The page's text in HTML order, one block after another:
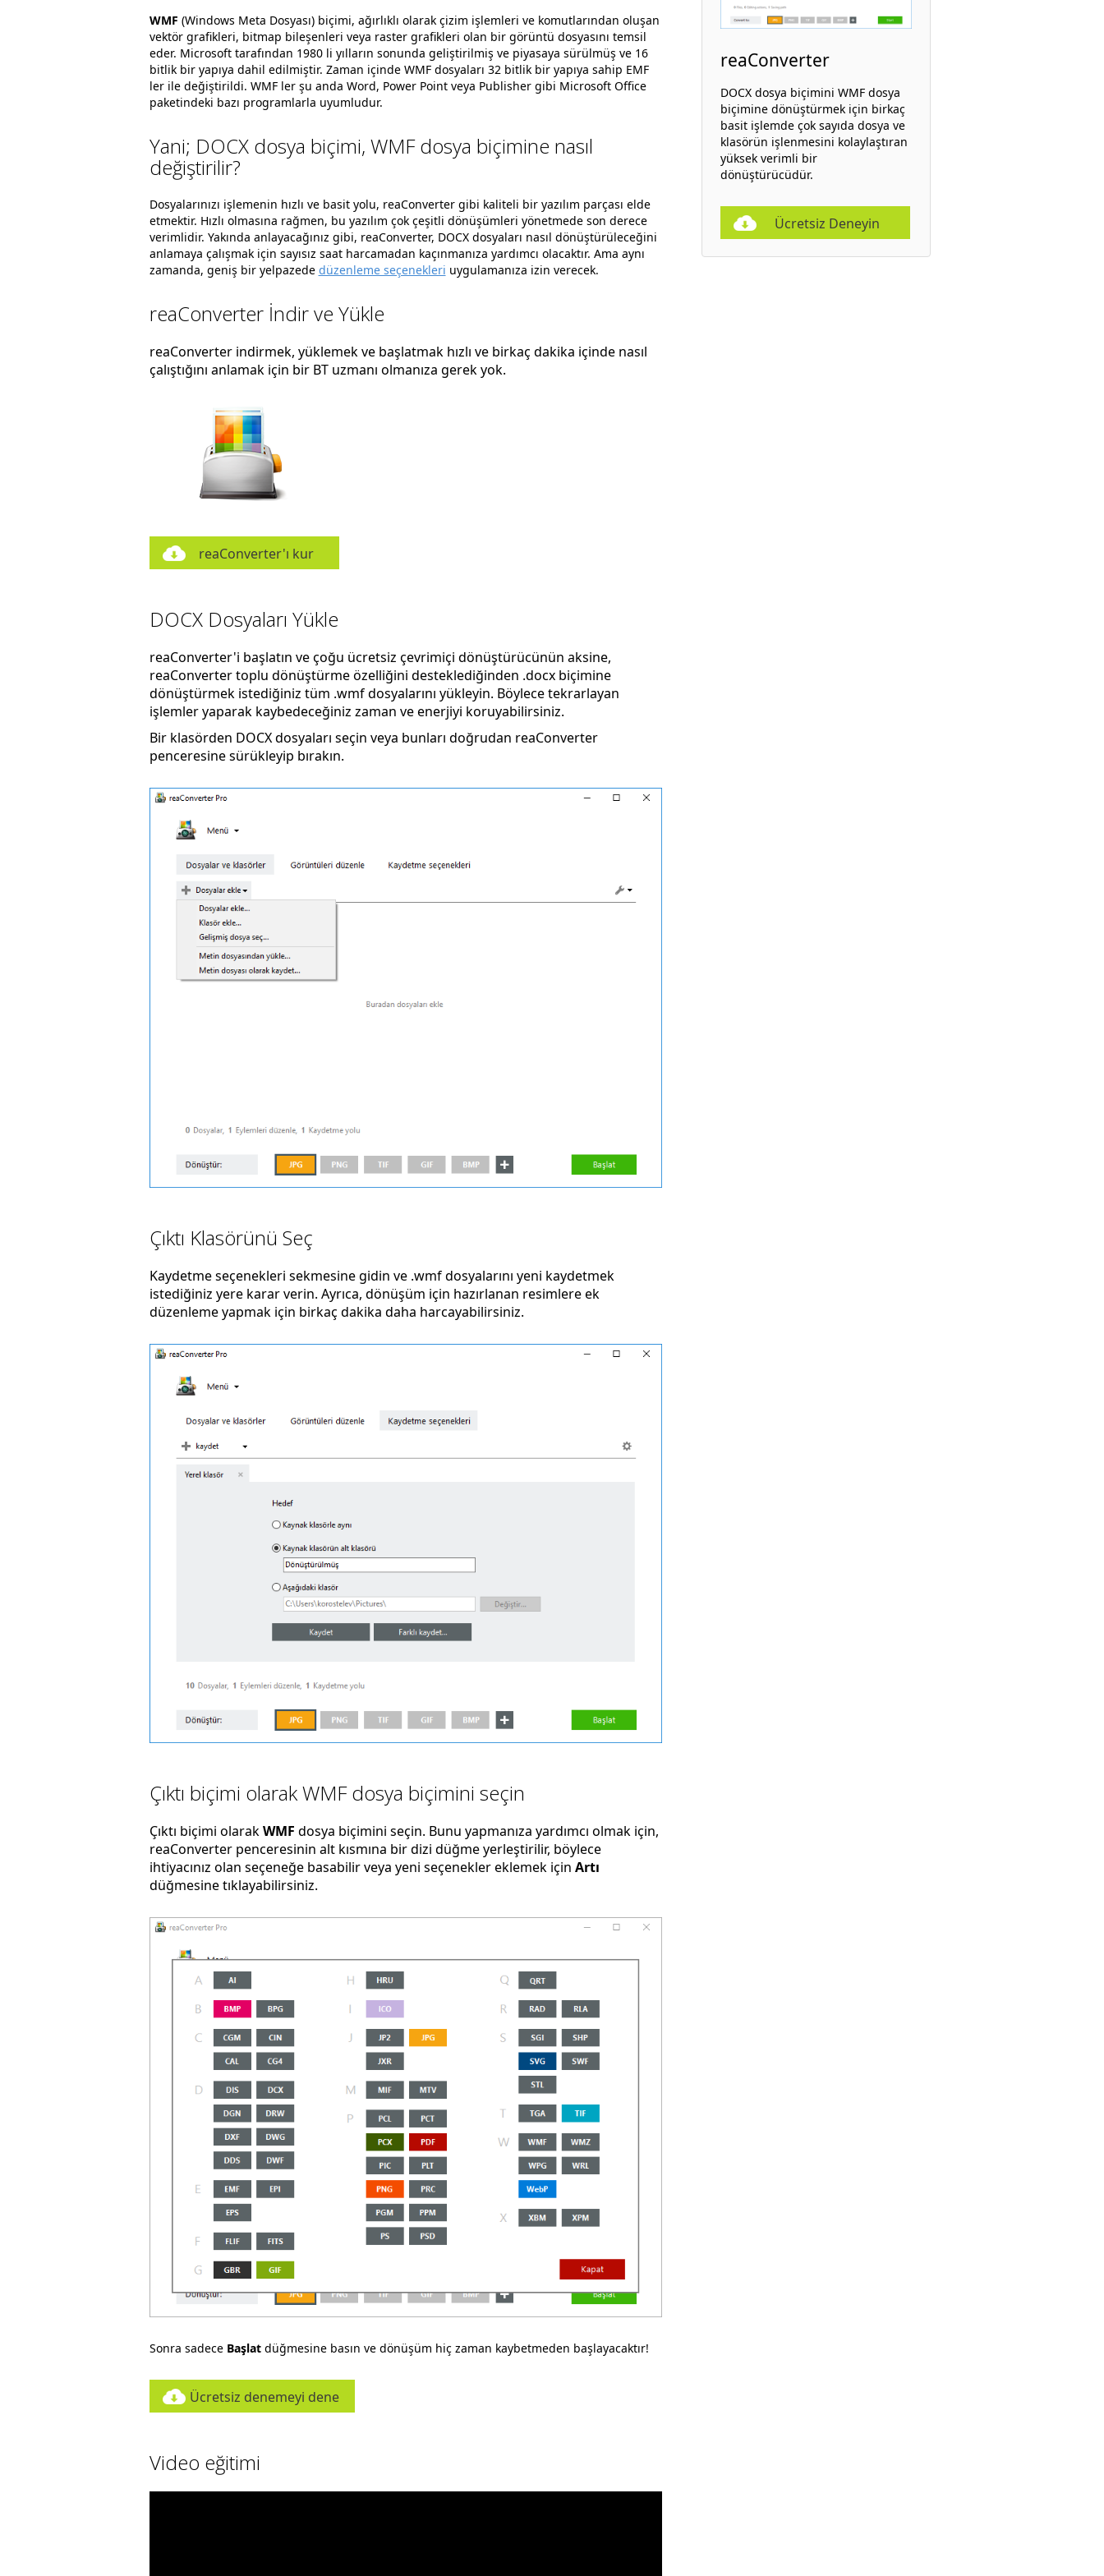
WMF (Windows Meta Dosyası) biçimi, ağırlıklı olarak çizim işlemleri ve komutlarından oluşan
vektör grafikleri, bitmap bileşenleri veya raster grafikleri olan bir görüntü dosyasını temsil
eder. Microsoft tarafından 1980 li yılların sonunda geliştirilmiş ve piyasaya sürülmüş ve 16
bitlik bir yapıya dahil edilmiştir. Zaman içinde WMF dosyaları 32 bitlik bir yapıya sahip EMF
ler ile değiştirildi. WMF ler şu anda Word, Power Point veya Publisher gibi Microsoft Office
paketindeki bazı programlarla uyumludur.
Yani; DOCX dosya biçimi, WMF dosya biçimine nasıl
değiştirilir?
Dosyalarınızı işlemenin hızlı ve basit yolu, reaConverter gibi kaliteli bir yazılım parçası elde
etmektir. Hızlı olmasına rağmen, bu yazılım çok çeşitli dönüşümleri yönetmede son derece
verimlidir. Yakında anlayacağınız gibi, reaConverter, DOCX dosyaları nasıl dönüştürüleceğini
anlamaya çalışmak için sayısız saat harcamadan kaçınmanıza yardımcı olacaktır. Ama aynı
zamanda, geniş bir yelpazede düzenleme seçenekleri uygulamanıza izin verecek.
reaConverter İndir ve Yükle
reaConverter indirmek, yüklemek ve başlatmak hızlı ve birkaç dakika içinde nasıl
çalıştığını anlamak için bir BT uzmanı olmanıza gerek yok.
reaConverter'ı kur
DOCX Dosyaları Yükle
reaConverter'i başlatın ve çoğu ücretsiz çevrimiçi dönüştürücünün aksine,
reaConverter toplu dönüştürme özelliğini desteklediğinden .docx biçimine
dönüştürmek istediğiniz tüm .wmf dosyalarını yükleyin. Böylece tekrarlayan
işlemler yaparak kaybedeceğiniz zaman ve enerjiyi koruyabilirsiniz.
Bir klasörden DOCX dosyaları seçin veya bunları doğrudan reaConverter
penceresine sürükleyip bırakın.
Çıktı Klasörünü Seç
Kaydetme seçenekleri sekmesine gidin ve .wmf dosyalarını yeni kaydetmek
istediğiniz yere karar verin. Ayrıca, dönüşüm için hazırlanan resimlere ek
düzenleme yapmak için birkaç dakika daha harcayabilirsiniz.
Çıktı biçimi olarak WMF dosya biçimini seçin
Çıktı biçimi olarakWMF dosya biçimini seçin. Bunu yapmanıza yardımcı olmak için,
reaConverter penceresinin alt kısmına bir dizi düğme yerleştirilir, böylece
ihtiyacınız olan seçeneğe basabilir veya yeni seçenekler eklemek için Artı
düğmesine tıklayabilirsiniz.
Sonra sadece Başlatdüğmesine basın ve dönüşüm hiç zaman kaybetmeden başlayacaktır!
Ücretsiz denemeyi dene
Video eğitimi
reaConverter
DOCX dosya biçimini WMF dosya
biçimine dönüştürmek için birkaç
basit işlemde çok sayıda dosya ve
klasörün işlenmesini kolaylaştıran
yüksek verimli bir
dönüştürücüdür.
Ücretsiz Deneyin